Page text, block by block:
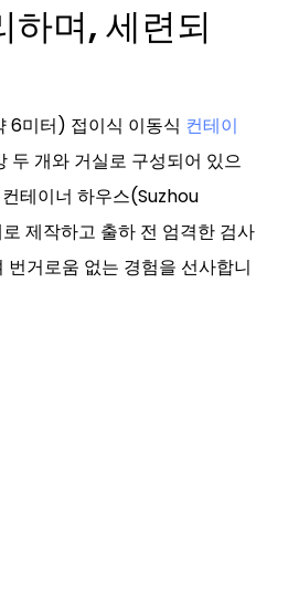
하며, 세련되
6미터) 접이식 이동식 컨테이
두 개와 거실로 구성되어 있으
테이너 하우스(Suzhou
제작하고 출하 전 엄격한 검사
거로움 없는 경험을 선사합니